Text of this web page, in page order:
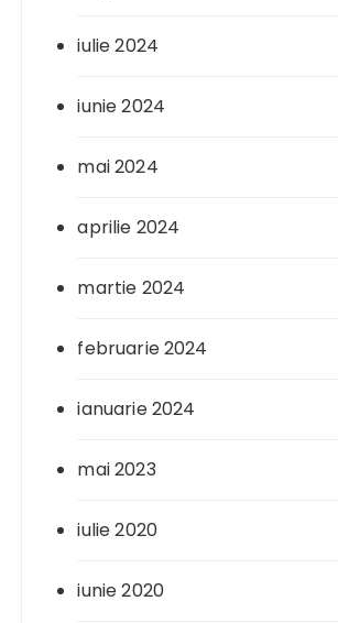
iulie 2024
iunie 2024
mai 2024
aprilie 2024
martie 2024
februarie 2024
ianuarie 2024
mai 2023
iulie 2020
iunie 2020